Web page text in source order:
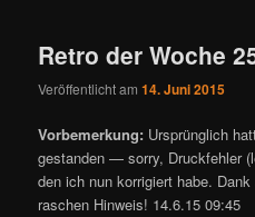
Retro der Woche
Veröffentlicht am14. Juni 2015
Vorbemerkung: Ursprünglich
gestanden — sorry, Druckfehler
den ich nun korrigiert habe.
raschen Hinweis! 14.6.15 09:45